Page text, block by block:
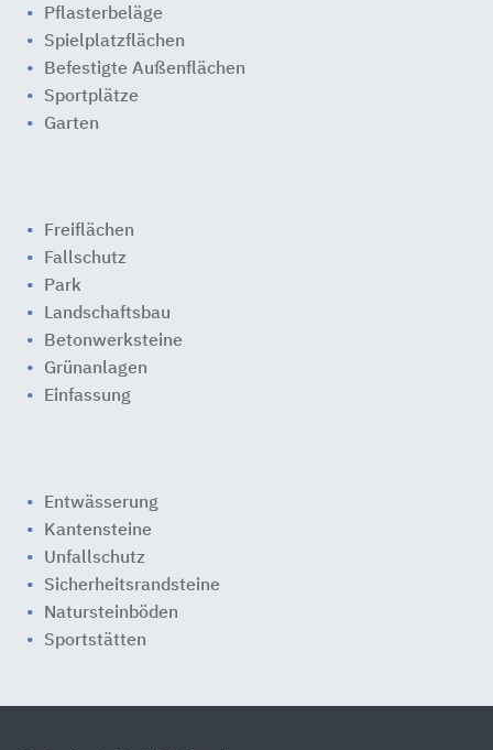
Pflasterbeläge
Spielplatzflächen
Befestigte Außenflächen
Sportplätze
Garten
Freiflächen
Fallschutz
Park
Landschaftsbau
Betonwerksteine
Grünanlagen
Einfassung
Entwässerung
Kantensteine
Unfallschutz
Sicherheitsrandsteine
Natursteinböden
Sportstätten